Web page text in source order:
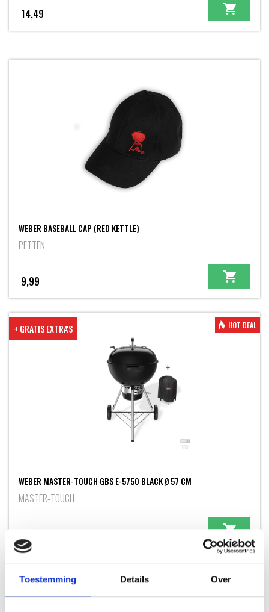
Toestemming Details Over
14,49
WEBER BASEBALL CAP (RED KETTLE)
PETTEN
9,99
+ GRATIS EXTRA'S HOT DEAL
WEBER MASTER-TOUCH GBS E-5750 BLACK Ø 57 CM
MASTER-TOUCH
was:
is: